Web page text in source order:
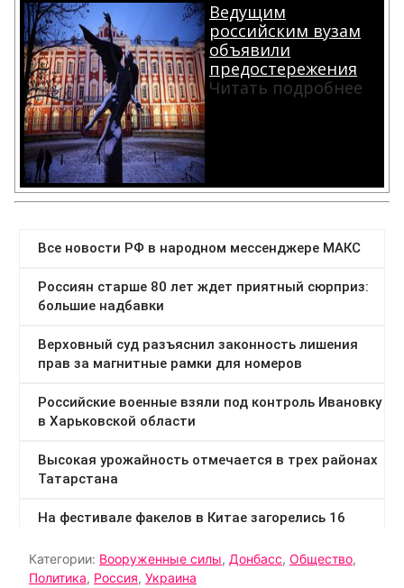
Ведущим
российским вузам
объявили
предостережения
Читать подробнее
Категории: Вооруженные силы, Донбасс, Общество,
Политика, Россия, Украина